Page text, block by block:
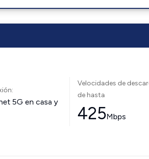
5G en casa y
Velocidades de
de hasta
425Mbps